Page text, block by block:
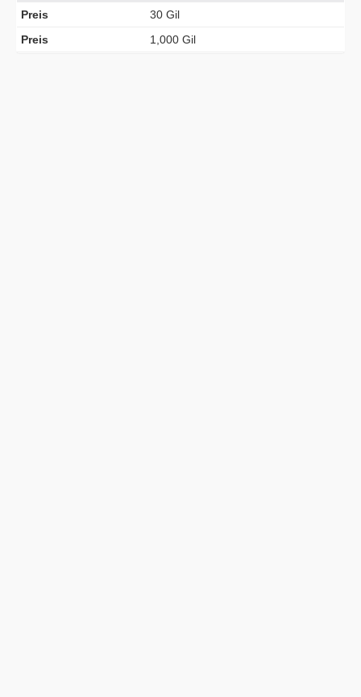
Preis
30 Gil
Preis
1,000 Gil